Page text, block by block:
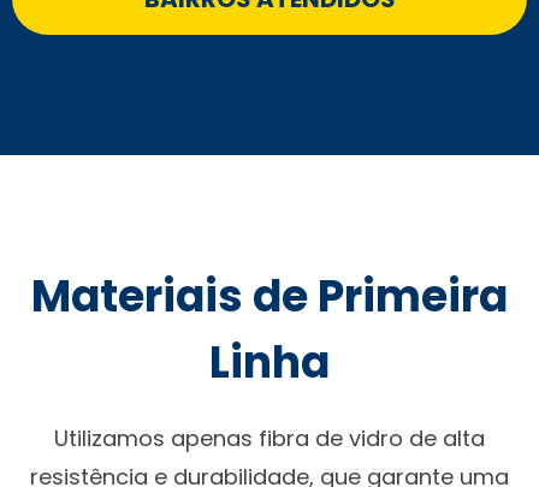
Materiais de Primeira
Linha
Utilizamos apenas fibra de vidro de alta
resistência e durabilidade, que garante uma